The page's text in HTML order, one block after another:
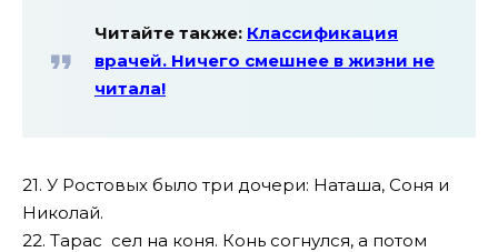
Читайте также: Классификация
врачей. Ничего смешнее в жизни не
читала!
21. У Ростовых было три дочери: Hаташа, Соня и
Hиколай.
22. Тарас сел на коня. Конь согнулся, а потом